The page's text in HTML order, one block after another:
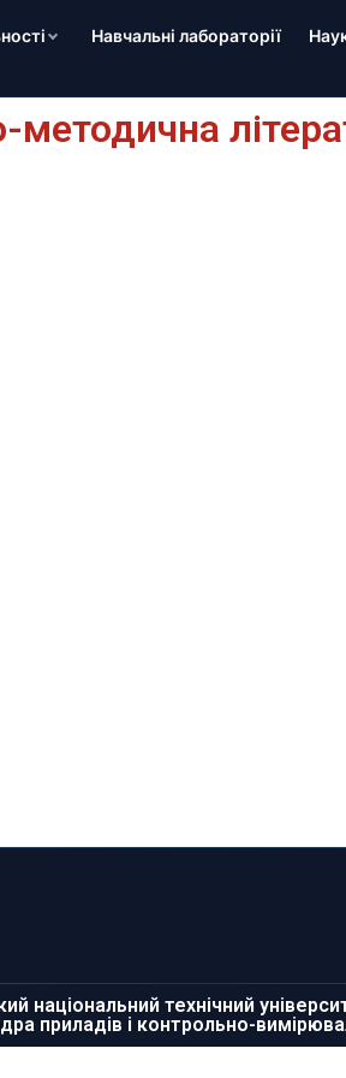
Навчальні лабораторії
методична
національний технічний
приладів і контрольно-